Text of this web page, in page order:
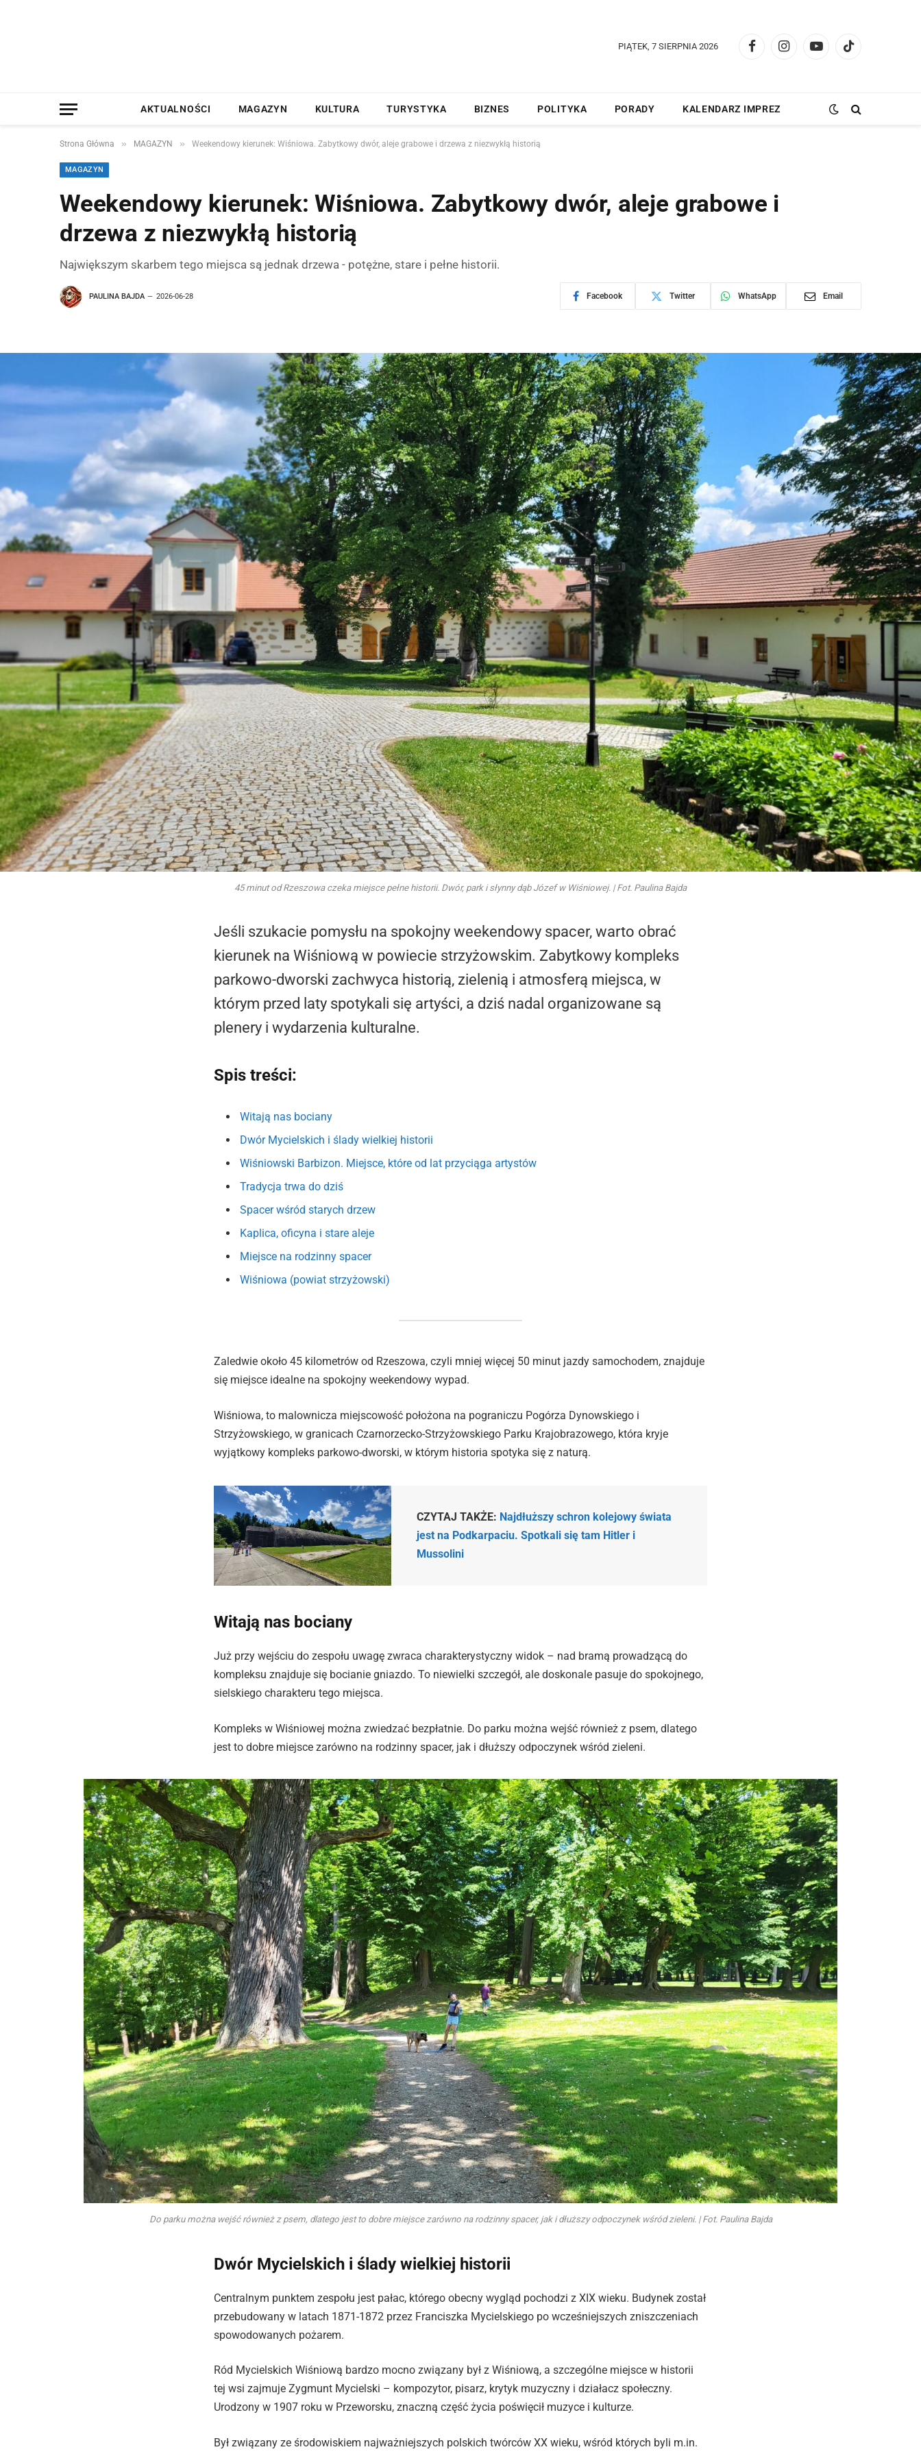
PIĄTEK, 7 SIERPNIA 2026
FacebookInstagramYouTubeTikTok
AKTUALNOŚCI MAGAZYN KULTURA TURYSTYKA BIZNES POLITYKA PORADY KALENDARZ IMPREZ
Strona Główna » MAGAZYN » Weekendowy kierunek: Wiśniowa. Zabytkowy dwór, aleje grabowe i drzewa z niezwykłą historią
MAGAZYN
Weekendowy kierunek: Wiśniowa. Zabytkowy dwór, aleje grabowe i
drzewa z niezwykłą historią
Największym skarbem tego miejsca są jednak drzewa - potężne, stare i pełne historii.
PAULINA BAJDA 2026-06-28 Facebook Twitter WhatsApp Email
45 minut od Rzeszowa czeka miejsce pełne historii. Dwór, park i słynny dąb Józef w Wiśniowej. | Fot. Paulina Bajda
Jeśli szukacie pomysłu na spokojny weekendowy spacer, warto obrać
kierunek na Wiśniową w powiecie strzyżowskim. Zabytkowy kompleks
parkowo-dworski zachwyca historią, zielenią i atmosferą miejsca, w
którym przed laty spotykali się artyści, a dziś nadal organizowane są
plenery i wydarzenia kulturalne.
Spis treści:
Witają nas bociany
Dwór Mycielskich i ślady wielkiej historii
Wiśniowski Barbizon. Miejsce, które od lat przyciąga artystów
Tradycja trwa do dziś
Spacer wśród starych drzew
Kaplica, oficyna i stare aleje
Miejsce na rodzinny spacer
Wiśniowa (powiat strzyżowski)
Zaledwie około 45 kilometrów od Rzeszowa, czyli mniej więcej 50 minut jazdy samochodem, znajduje
się miejsce idealne na spokojny weekendowy wypad.
Wiśniowa, to malownicza miejscowość położona na pograniczu Pogórza Dynowskiego i
Strzyżowskiego, w granicach Czarnorzecko-Strzyżowskiego Parku Krajobrazowego, która kryje
wyjątkowy kompleks parkowo-dworski, w którym historia spotyka się z naturą.
CZYTAJ TAKŻE: Najdłuższy schron kolejowy świata
jest na Podkarpaciu. Spotkali się tam Hitler i
Mussolini
Witają nas bociany
Już przy wejściu do zespołu uwagę zwraca charakterystyczny widok – nad bramą prowadzącą do
kompleksu znajduje się bocianie gniazdo. To niewielki szczegół, ale doskonale pasuje do spokojnego,
sielskiego charakteru tego miejsca.
Kompleks w Wiśniowej można zwiedzać bezpłatnie. Do parku można wejść również z psem, dlatego
jest to dobre miejsce zarówno na rodzinny spacer, jak i dłuższy odpoczynek wśród zieleni.
Do parku można wejść również z psem, dlatego jest to dobre miejsce zarówno na rodzinny spacer, jak i dłuższy odpoczynek wśród zieleni. | Fot. Paulina Bajda
Dwór Mycielskich i ślady wielkiej historii
Centralnym punktem zespołu jest pałac, którego obecny wygląd pochodzi z XIX wieku. Budynek został
przebudowany w latach 1871-1872 przez Franciszka Mycielskiego po wcześniejszych zniszczeniach
spowodowanych pożarem.
Ród Mycielskich Wiśniową bardzo mocno związany był z Wiśniową, a szczególne miejsce w historii
tej wsi zajmuje Zygmunt Mycielski – kompozytor, pisarz, krytyk muzyczny i działacz społeczny.
Urodzony w 1907 roku w Przeworsku, znaczną część życia poświęcił muzyce i kulturze.
Był związany ze środowiskiem najważniejszych polskich twórców XX wieku, wśród których byli m.in.